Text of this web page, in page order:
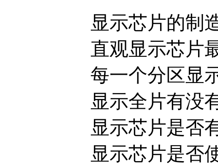
显示芯片的制造
直观显示芯片最
每一个分区显示有
显示全片有没有临
显示芯片是否有
显示芯片是否使用